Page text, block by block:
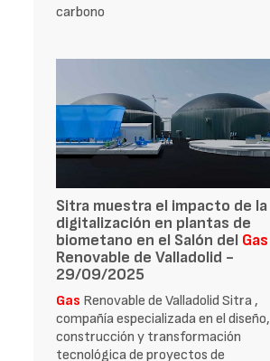
carbono
Sitra muestra el impacto de la
digitalización en plantas de
biometano en el Salón del Gas
Renovable de Valladolid -
29/09/2025
Gas Renovable de Valladolid Sitra ,
compañía especializada en el diseño,
construcción y transformación
tecnológica de proyectos de